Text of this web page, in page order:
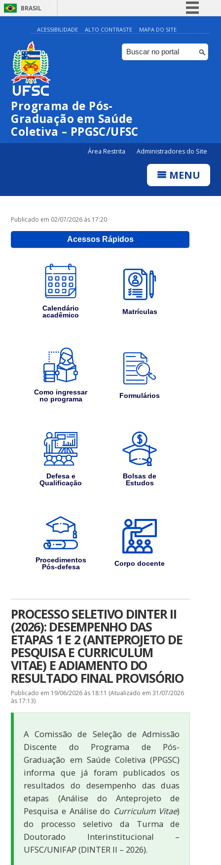
BRASIL
Simplifique!
Comunica BR
Participe
ACESSIBILIDADE ALTO CONTRASTE MAPA DO SITE
Programa de Pós-
Graduação em Saúde
Coletiva – PPGSC/UFSC
Área Restrita Administradores do Site
MENU
Publicado em 02/07/2026 às 17:20
Acessos Rápidos
Calendário
acadêmico
Matrículas
Como ingressar
no programa
Formulários
Defesa e
Qualificação
Bolsas de
Estudos
Procedimentos
Pós-defesa
Corpo docente
PROCESSO SELETIVO DINTER II
(2026): DESEMPENHO DAS
ETAPAS 1 E 2 (ANTEPROJETO DE
PESQUISA E CURRICULUM
VITAE) E ADIAMENTO DO
RESULTADO FINAL PROVISÓRIO
Publicado em 19/06/2026 às 18:11 (Atualizado em 31/07/2026
às 17:13)
A Comissão de Seleção de Admissão
Discente do Programa de Pós-
Graduação em Saúde Coletiva (PPGSC)
informa que já foram publicados os
resultados do desempenho das duas
etapas (Análise do Anteprojeto de
Pesquisa e Análise do Curriculum Vitae)
do processo seletivo da Turma de
Doutorado Interinstitucional –
UFSC/UNIFAP (DINTER II – 2026).